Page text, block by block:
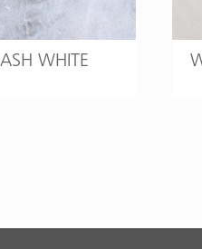
ASH WHITE